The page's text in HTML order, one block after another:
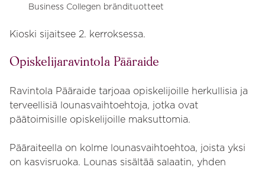
Business Collegen brändituotteet
Kioski sijaitsee 2. kerroksessa.
Opiskelijaravintola Pääraide
Ravintola Pääraide tarjoaa opiskelijoille herkullisia ja
terveellisiä lounasvaihtoehtoja, jotka ovat
päätoimisille opiskelijoille maksuttomia.
Pääraiteella on kolme lounasvaihtoehtoa, joista yksi
on kasvisruoka. Lounas sisältää salaatin, yhden